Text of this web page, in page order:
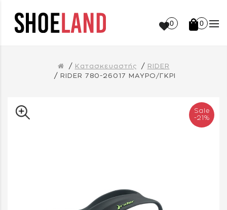
0 0
Κατασκευαστής
RIDER
RIDER 780-26017 ΜΑΥΡΟ/ΓΚΡΙ
Sale
-21%